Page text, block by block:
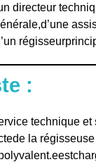
directeur
:
technique et
la